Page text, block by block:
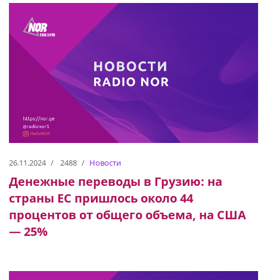
26.11.2024 2488 Новости
Денежные переводы в Грузию: на
страны ЕС пришлось около 44
процентов от общего объема, на США
— 25%